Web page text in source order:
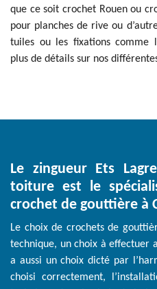
que ce soit crochet Rouen ou
pour planches de rive ou
tuiles ou les fixations comme
plus de détails sur nos
Le zingueur Ets
toiture est le
crochet de gouttière à
Le choix de crochets de
technique, un choix à effectuer
a aussi un choix dicté par
choisi correctement,